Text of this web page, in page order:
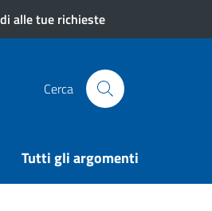
alle tue richieste
Cerca
Tutti gli argomenti